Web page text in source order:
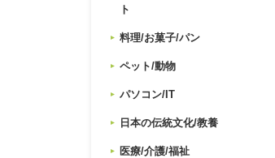
ト
料理/お菓子/パン
ペット/動物
パソコン/IT
日本の伝統文化/教養
医療/介護/福祉